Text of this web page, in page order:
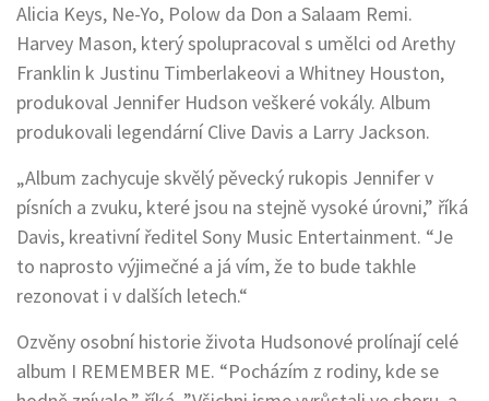
Alicia Keys, Ne-Yo, Polow da Don a Salaam Remi.
Harvey Mason, který spolupracoval s umělci od Arethy
Franklin k Justinu Timberlakeovi a Whitney Houston,
produkoval Jennifer Hudson veškeré vokály. Album
produkovali legendární Clive Davis a Larry Jackson.
„Album zachycuje skvělý pěvecký rukopis Jennifer v
písních a zvuku, které jsou na stejně vysoké úrovni,” říká
Davis, kreativní ředitel Sony Music Entertainment. “Je
to naprosto výjimečné a já vím, že to bude takhle
rezonovat i v dalších letech.“
Ozvěny osobní historie života Hudsonové prolínají celé
album I REMEMBER ME. “Pocházím z rodiny, kde se